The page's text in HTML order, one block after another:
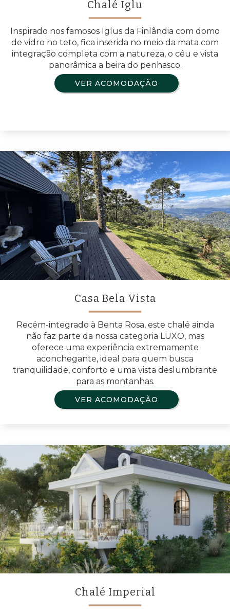
Chalé Iglu
Inspirado nos famosos Iglus da Finlândia com domo
de vidro no teto, fica inserida no meio da mata com
integração completa com a natureza, o céu e vista
panorâmica a beira do penhasco.
VER ACOMODAÇÃO
Casa Bela Vista
Recém-integrado à Benta Rosa, este chalé ainda
não faz parte da nossa categoria LUXO, mas
oferece uma experiência extremamente
aconchegante, ideal para quem busca
tranquilidade, conforto e uma vista deslumbrante
para as montanhas.
VER ACOMODAÇÃO
Chalé Imperial